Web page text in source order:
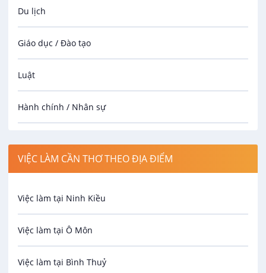
Du lịch
Giáo dục / Đào tạo
Luật
Hành chính / Nhân sự
Spa
Bảo Vệ
An toàn lao động
Bảo hiểm
VIỆC LÀM CẦN THƠ THEO ĐỊA ĐIỂM
Việc làm tại Ninh Kiều
Việc làm tại Ô Môn
Việc làm tại Bình Thuỷ